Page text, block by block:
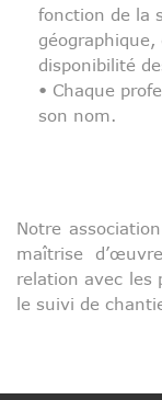
fonction de la
disponibilité
• Chaque
son nom.
Notre
maîtrise
relation avec les
le suivi de